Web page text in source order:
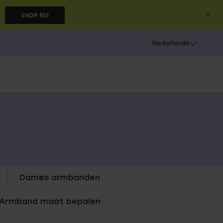
SHOP NU
Nederlands
Dames armbanden
maat bepalen